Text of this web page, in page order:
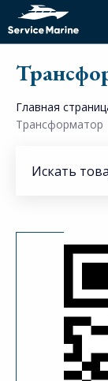
Главная
Трансформатор